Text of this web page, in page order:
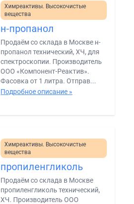
Химреактивы. Высокочистые
вещества
н-пропанол
Продаём со склада в Москве н-
пропанол технический, ХЧ, для
спектроскопии. Производитель
ООО «Компонент-Реактив».
Фасовка от 1 литра. Отправ...
Подробное описание »
Химреактивы. Высокочистые
вещества
пропиленгликоль
Продаём со склада в Москве
пропиленгликоль технический,
ХЧ. Производитель ООО